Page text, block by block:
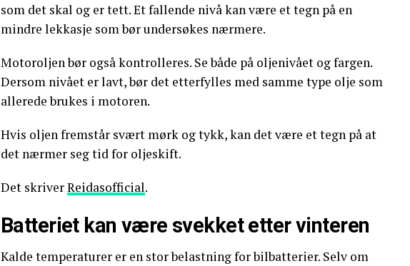
som det skal og er tett. Et fallende nivå kan være et tegn på en
mindre lekkasje som bør undersøkes nærmere.
Motoroljen bør også kontrolleres. Se både på oljenivået og fargen.
Dersom nivået er lavt, bør det etterfylles med samme type olje som
allerede brukes i motoren.
Hvis oljen fremstår svært mørk og tykk, kan det være et tegn på at
det nærmer seg tid for oljeskift.
Det skriverReidasofficial.
Batteriet kan være svekket etter vinteren
Kalde temperaturer er en stor belastning for bilbatterier. Selv om